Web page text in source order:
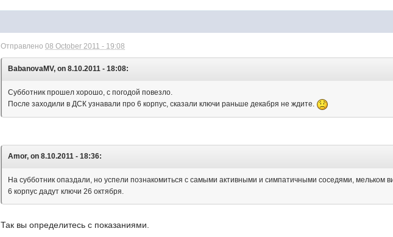
Отправлено08 October 2011 - 19:08
BabanovaMV, on 8.10.2011 - 18:08:
Субботник прошел хорошо, с погодой повезло.
После заходили в ДСК узнавали про 6 корпус, сказали ключи раньше декабря не ждите.
Amor, on 8.10.2011 - 18:36:
На субботник опаздали, но успели познакомиться с самыми активными и симпатичными соседями, мельком
6 корпус дадут ключи 26 октября.
Так вы определитесь с показаниями.